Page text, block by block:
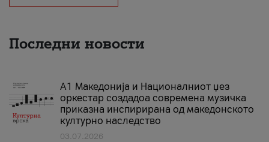
Последни новости
А1 Македонија и Националниот џез
оркестар создадоа современа музичка
приказна инспирирана од македонското
културно наследство
03.07.2026